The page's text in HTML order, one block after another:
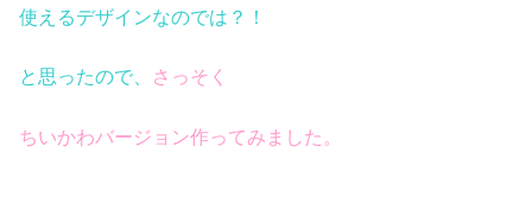
使えるデザインなのでは？！
と思ったので、 さっそく
ちいかわバージョン作ってみました。